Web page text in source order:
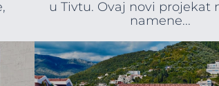
u Tivtu. Ovaj novi projekat
namene...